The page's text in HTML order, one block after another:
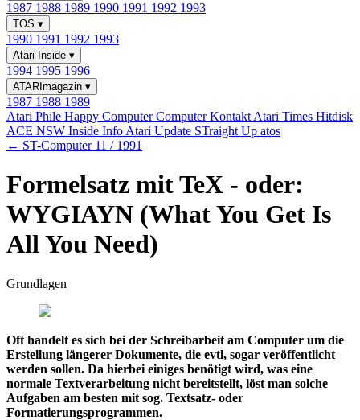
1987 1988 1989 1990 1991 1992 1993
TOS ▾
1990 1991 1992 1993
Atari Inside ▾
1994 1995 1996
ATARImagazin ▾
1987 1988 1989
Atari Phile Happy ComputerComputer Kontakt Atari Times Hitdisk
ACE NSW Inside Info Atari Update STraight Up atos
← ST-Computer 11 / 1991
Formelsatz mit TeX - oder:
WYGIAYN (What You Get Is
All You Need)
Grundlagen
Oft handelt es sich bei der Schreibarbeit am Computer um die
Erstellung längerer Dokumente, die evtl, sogar veröffentlicht
werden sollen. Da hierbei einiges benötigt wird, was eine
normale Textverarbeitung nicht bereitstellt, löst man solche
Aufgaben am besten mit sog. Textsatz- oder
Formatierungsprogrammen.